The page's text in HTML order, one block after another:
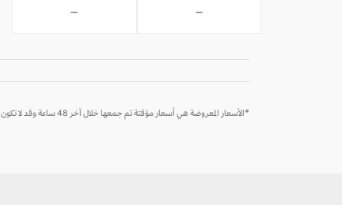
-
-
*الأسعار المعروضة هي أسعار مؤقتة تم جمعها خلال آخر 48 ساعة وقد لا تكون متاحة وقت الحجز